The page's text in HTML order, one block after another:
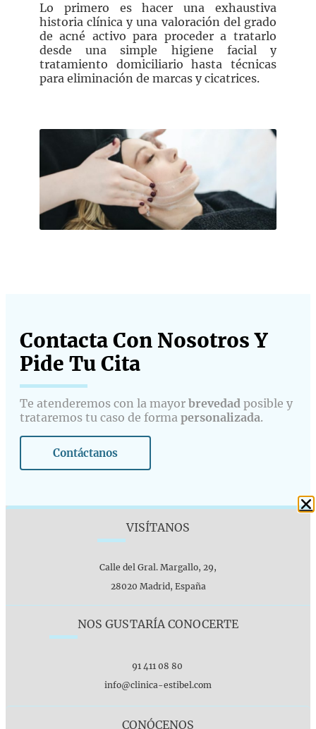
Lo primero es hacer una exhaustiva
historia clínica y una valoración del grado
de acné activo para proceder a tratarlo
desde una simple higiene facial y
tratamiento domiciliario hasta técnicas
para eliminación de marcas y cicatrices.
Contacta Con Nosotros Y
Pide Tu Cita​
Te atenderemos con la mayor brevedad posible y
trataremos tu caso de forma personalizada.
Contáctanos
VISÍTANOS
Calle del Gral. Margallo, 29,
28020 Madrid, España
NOS GUSTARÍA CONOCERTE
91 411 08 80
info@clinica-estibel.com
CONÓCENOS